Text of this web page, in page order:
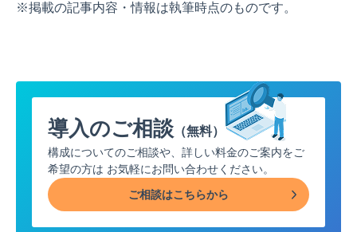
※掲載の記事内容・情報は執筆時点のものです。
導入のご相談 （無料）
構成についてのご相談や、詳しい料金のご案内をご
希望の方は お気軽にお問い合わせください。
ご相談はこちらから